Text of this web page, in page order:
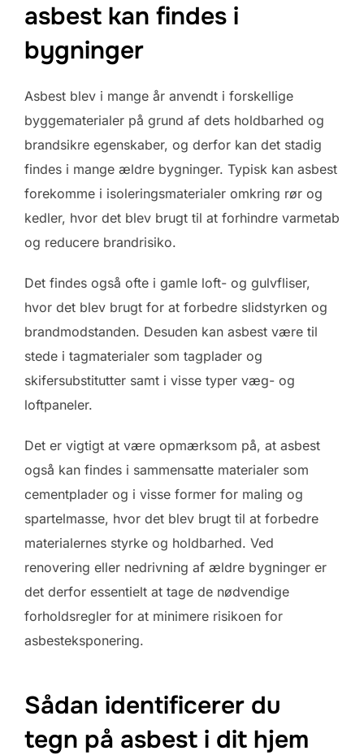
asbest kan findes i
bygninger
Asbest blev i mange år anvendt i forskellige
byggematerialer på grund af dets holdbarhed og
brandsikre egenskaber, og derfor kan det stadig
findes i mange ældre bygninger. Typisk kan asbest
forekomme i isoleringsmaterialer omkring rør og
kedler, hvor det blev brugt til at forhindre varmetab
og reducere brandrisiko.
Det findes også ofte i gamle loft- og gulvfliser,
hvor det blev brugt for at forbedre slidstyrken og
brandmodstanden. Desuden kan asbest være til
stede i tagmaterialer som tagplader og
skifersubstitutter samt i visse typer væg- og
loftpaneler.
Det er vigtigt at være opmærksom på, at asbest
også kan findes i sammensatte materialer som
cementplader og i visse former for maling og
spartelmasse, hvor det blev brugt til at forbedre
materialernes styrke og holdbarhed. Ved
renovering eller nedrivning af ældre bygninger er
det derfor essentielt at tage de nødvendige
forholdsregler for at minimere risikoen for
asbesteksponering.
Sådan identificerer du
tegn på asbest i dit hjem